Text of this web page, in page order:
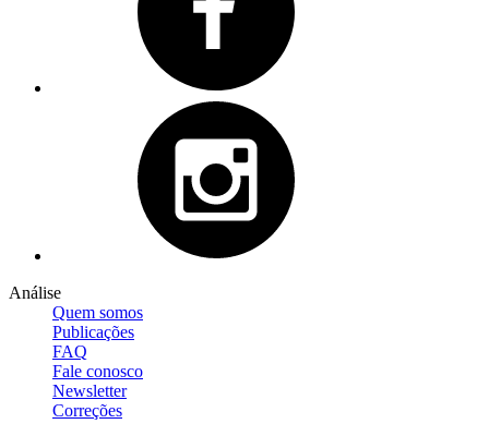
Análise
Quem somos
Publicações
FAQ
Fale conosco
Newsletter
Correções